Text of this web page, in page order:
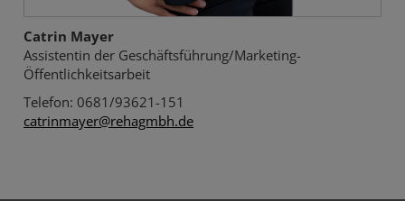
Catrin Mayer
Assistentin der Geschäftsführung/Marketing-
Öffentlichkeitsarbeit
Telefon: 0681/93621-151
catrinmayer@rehagmbh.de